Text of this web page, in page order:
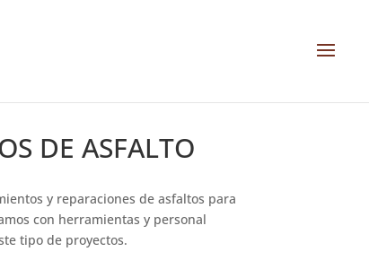
DE ASFALTO
y reparaciones de asfaltos para
con herramientas y personal
tipo de proyectos.